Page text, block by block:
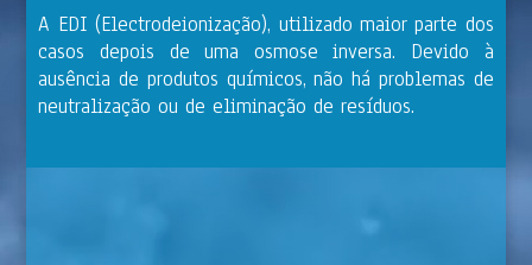
A EDI (Electrodeionização), utilizado maior parte dos
casos depois de uma osmose inversa. Devido à
ausência de produtos químicos, não há problemas de
neutralização ou de eliminação de resíduos.